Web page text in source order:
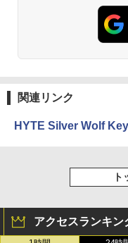
関連リンク
HYTE Silver Wolf
ト
アクセスランキン